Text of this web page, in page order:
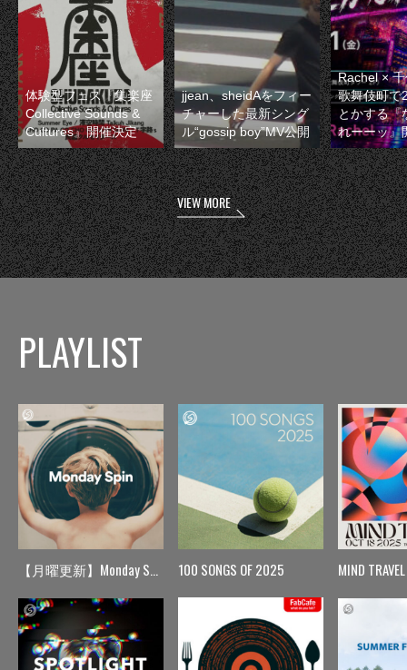
体験型フェス『集楽座
Collective Sounds &
Cultures』開催決定
jjean、sheidAをフィー
チャーした最新シング
ル“gossip boy”MV公開
Rachel ×
歌舞伎町で
とかする『
れーーッ』
VIEW MORE
PLAYLIST
【月曜更新】Monday Spin 100 SONGS OF 2025 MIND TRAVEL